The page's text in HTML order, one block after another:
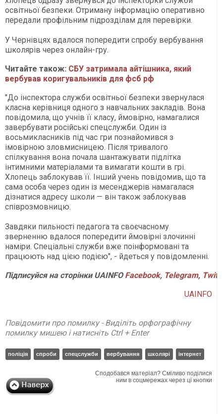
освітньої безпеки. Отриману інформацію оперативно
передали профільним підрозділам для перевірки.
У Чернівцях вдалося попередити спробу вербування
школярів через онлайн-гру.
Читайте також: СБУ затримала айтішника, який
вербував коригувальників для фсб рф
"До інспектора служби освітньої безпеки звернулася
класна керівниця одного з навчальних закладів. Вона
повідомила, що учнів її класу, ймовірно, намагалися
завербувати російські спецслужби. Один із
восьмикласників під час гри познайомився з
імовірною зловмисницею. Після тривалого
спілкування вона почала шантажувати підлітка
інтимними матеріалами та вимагати кошти в грі.
Хлопець заблокував її. Інший учень повідомив, що та
сама особа через один із месенджерів намагалася
дізнатися адресу школи — він також заблокував
співрозмовницю.
Завдяки пильності педагога та своєчасному
зверненню вдалося попередити ймовірні злочинні
наміри. Спеціальні служби вже поінформовані та
працюють над цією подією", - йдеться у повідомленні.
ПідписуйсянасторінкиUAINFO Facebook, Telegram,
UAINFO
Повідомити про помилку - Виділіть орфографічну
помилку мишею і натисніть Ctrl + Enter
поліція спроби спецслужби вербування школярі інтернет
Сподобався матеріал? Сміливо поділися
ним в соцмережах через ці кнопки